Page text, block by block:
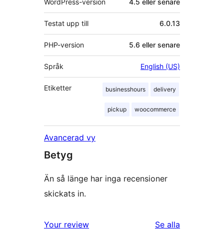
Testat upp till 6.0.13
PHP-version 5.6 eller senare
Språk English (US)
Etiketter businesshours delivery
pickup woocommerce
Avancerad vy
Betyg
Än så länge har inga recensioner
skickats in.
Your review Se alla